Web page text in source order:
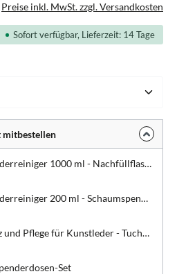
Preise inkl. MwSt. zzgl. Versandkosten
Sofort verfügbar, Lieferzeit: 14 Tage
DentaClean Kunstlederreiniger 1000 ml - Nachfüllflasche
DentaClean Kunstlederreiniger 200 ml - Schaumspenderflasche
DentaProtect Schutz und Pflege für Kunstleder - Tuchspenderdose
Set